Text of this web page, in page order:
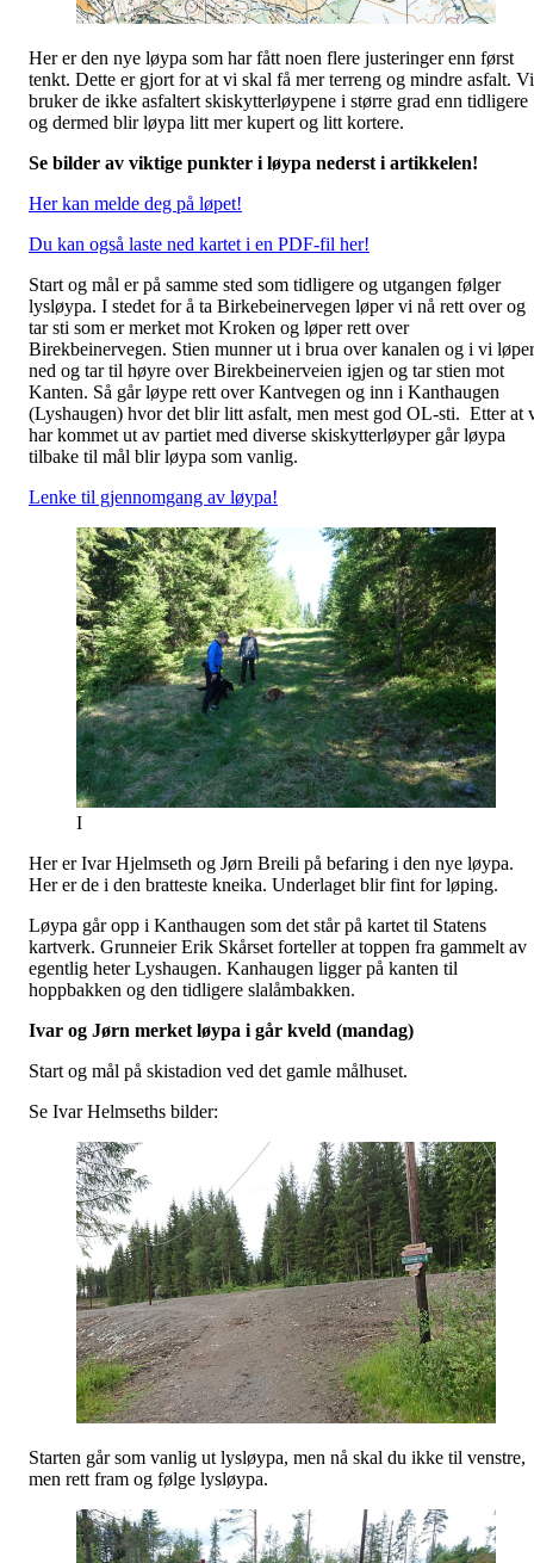
Her er den nye løypa som har fått noen flere justeringer enn først
tenkt. Dette er gjort for at vi skal få mer terreng og mindre asfalt. Vi
bruker de ikke asfaltert skiskytterløypene i større grad enn tidligere
og dermed blir løypa litt mer kupert og litt kortere.
Se bilder av viktige punkter i løypa nederst i artikkelen!
Her kan melde deg på løpet!
Du kan også laste ned kartet i en PDF-fil her!
Start og mål er på samme sted som tidligere og utgangen følger
lysløypa. I stedet for å ta Birkebeinervegen løper vi nå rett over og
tar sti som er merket mot Kroken og løper rett over
Birekbeinervegen. Stien munner ut i brua over kanalen og i vi løper
ned og tar til høyre over Birekbeinerveien igjen og tar stien mot
Kanten. Så går løype rett over Kantvegen og inn i Kanthaugen
(Lyshaugen) hvor det blir litt asfalt, men mest god OL-sti. Etter at
har kommet ut av partiet med diverse skiskytterløyper går løypa
tilbake til mål blir løypa som vanlig.
Lenke til gjennomgang av løypa!
I
Her er Ivar Hjelmseth og Jørn Breili på befaring i den nye løypa.
Her er de i den bratteste kneika. Underlaget blir fint for løping.
Løypa går opp i Kanthaugen som det står på kartet til Statens
kartverk. Grunneier Erik Skårset forteller at toppen fra gammelt av
egentlig heter Lyshaugen. Kanhaugen ligger på kanten til
hoppbakken og den tidligere slalåmbakken.
Ivar og Jørn merket løypa i går kveld (mandag)
Start og mål på skistadion ved det gamle målhuset.
Se Ivar Helmseths bilder:
Starten går som vanlig ut lysløypa, men nå skal du ikke til venstre,
men rett fram og følge lysløypa.